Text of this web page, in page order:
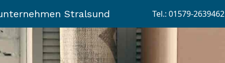
Stralsund Tel.: 01579-2639462